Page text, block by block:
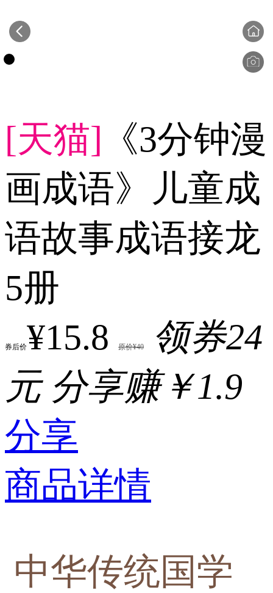
[天猫] 《3分钟漫
画成语》儿童成
语故事成语接龙
5册
券后价¥15.8 原价¥40
领券24
元 分享赚￥1.9
分享
商品详情
中华传统国学